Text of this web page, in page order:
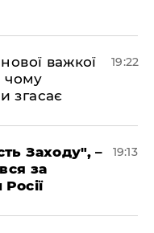
важкої
чому
згасає
19:22
Заходу", –
за
19:13